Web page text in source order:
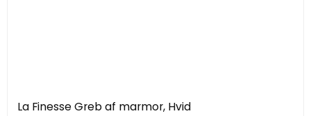
La Finesse Greb af marmor, Hvid